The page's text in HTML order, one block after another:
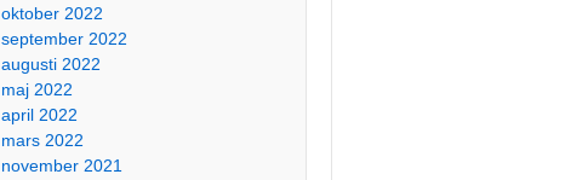
oktober 2022
september 2022
augusti 2022
maj 2022
april 2022
mars 2022
november 2021